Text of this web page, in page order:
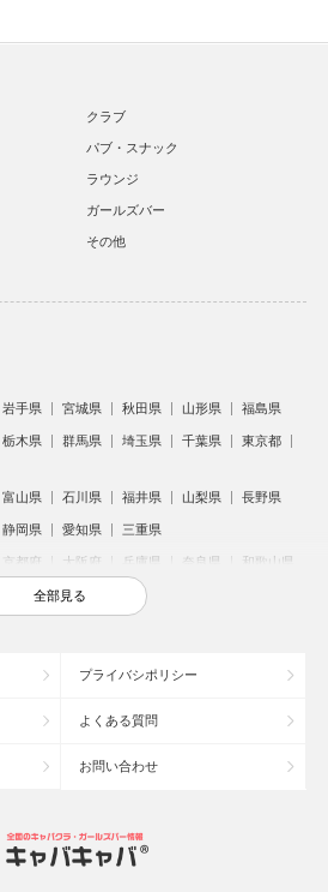
クラブ
パブ・スナック
ラウンジ
ガールズバー
その他
岩手県 宮城県 秋田県 山形県 福島県
栃木県 群馬県 埼玉県 千葉県
東京都
富山県 石川県 福井県 山梨県 長野県
静岡県 愛知県 三重県
京都府 大阪府 兵庫県 奈良県 和歌山県
島根県 岡山県 広島県
沖縄県
ャバクラ
新潟市のキャバクラ
キャバクラ
全部見る
プライバシポリシー
よくある質問
お問い合わせ